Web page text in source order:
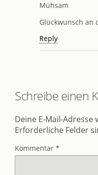
Mühsam
Glückwunsch an
Reply
Schreibe einen
Deine E-Mail-
Erforderliche Felder
Kommentar *